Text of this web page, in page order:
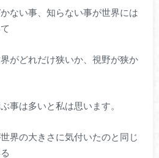
ない事、知らない事が世界には
がどれだけ狭いか、視野が狭か
事は多いと私は思います。
界の大きさに気付いたのと同じ